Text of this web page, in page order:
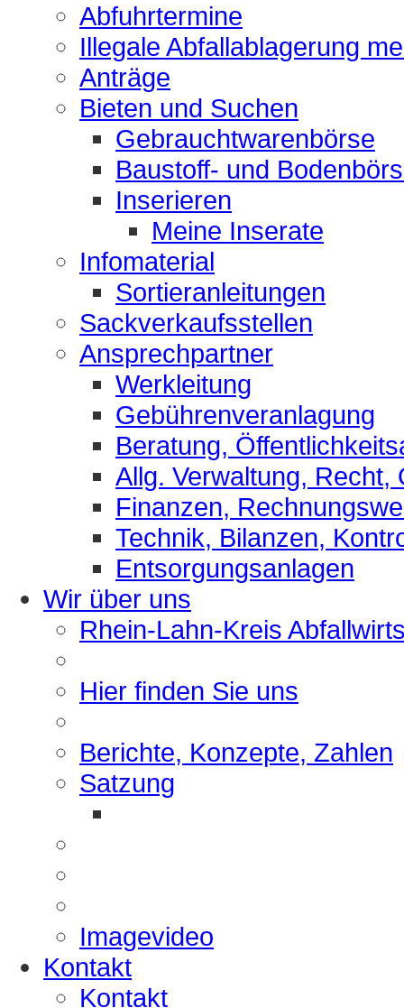
Abfuhrtermine
Illegale Abfallablagerung
Anträge
Bieten und Suchen
Gebrauchtwarenbörse
Baustoff- und
Inserieren
Meine Inserate
Infomaterial
Sortieranleitungen
Sackverkaufsstellen
Ansprechpartner
Werkleitung
Gebührenveranlagung
Beratung,
Allg. Verwaltung, Recht,
Finanzen,
Technik, Bilanzen,
Entsorgungsanlagen
Wir über uns
Rhein-Lahn-Kreis
Hier finden Sie uns
Berichte, Konzepte, Zahlen
Satzung
Imagevideo
Kontakt
Kontakt